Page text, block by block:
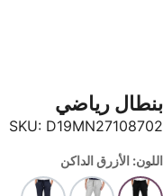
بنطال رياضي
SKU: D19MN27108702
اللون: الأزرق الداكن